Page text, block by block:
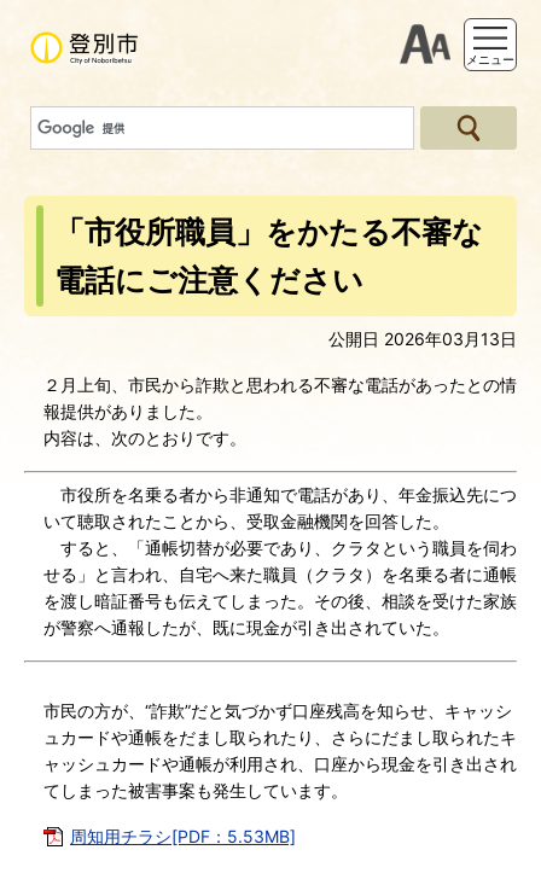
支援ツー
メニュー
「市役所職員」をかたる不審な
電話にご注意ください
公開日 2026年03月13日
２月上旬、市民から詐欺と思われる不審な電話があったとの情
報提供がありました。
内容は、次のとおりです。
市役所を名乗る者から非通知で電話があり、年金振込先につ
いて聴取されたことから、受取金融機関を回答した。
すると、「通帳切替が必要であり、クラタという職員を伺わ
せる」と言われ、自宅へ来た職員（クラタ）を名乗る者に通帳
を渡し暗証番号も伝えてしまった。その後、相談を受けた家族
が警察へ通報したが、既に現金が引き出されていた。
市民の方が、“詐欺”だと気づかず口座残高を知らせ、キャッシ
ュカードや通帳をだまし取られたり、さらにだまし取られたキ
ャッシュカードや通帳が利用され、口座から現金を引き出され
てしまった被害事案も発生しています。
周知用チラシ[PDF：5.53MB]